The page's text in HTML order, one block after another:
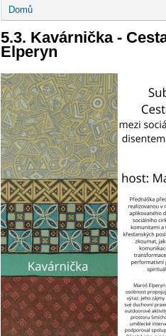
Drobečková
navigace
Domů
5.3. Kavárnička -
Elperyn